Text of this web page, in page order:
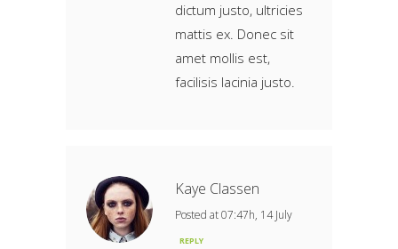
dictum justo, ultricies
mattis ex. Donec sit
amet mollis est,
facilisis lacinia justo.
Kaye Classen
Posted at 07:47h, 14 July
REPLY